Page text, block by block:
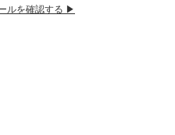
ルを確認する ▶︎